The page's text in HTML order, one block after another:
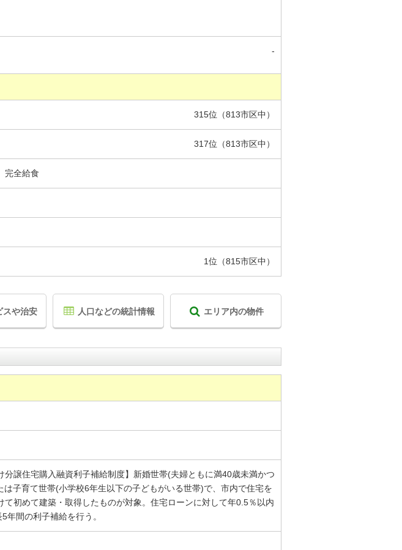
-
315位（813市区中）
317位（813市区中）
完全給食
1位（815市区中）
スや治安 人口などの統計情報 エリア内の物件
分譲住宅購入融資利子補給制度】新婚世帯(夫婦ともに満40歳未満かつ
子育て世帯(小学校6年生以下の子どもがいる世帯)で、市内で住宅を
て初めて建築・取得したものが対象。住宅ローンに対して年0.5％以内
年間の利子補給を行う。